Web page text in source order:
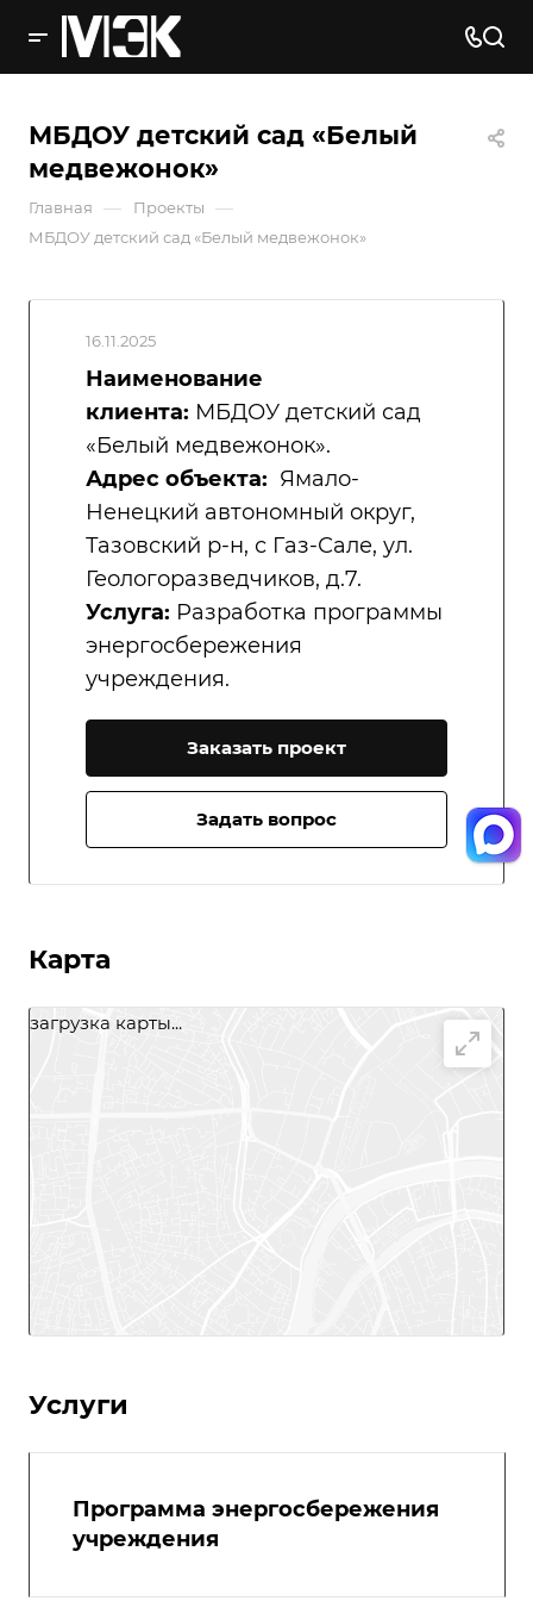
МБДОУ детский сад «Белый
медвежонок»
Главная — Проекты —
МБДОУ детский сад «Белый медвежонок»
16.11.2025
Наименование
клиента: МБДОУ детский сад
«Белый медвежонок».
Адрес объекта: Ямало-
Ненецкий автономный округ,
Тазовский р-н, с Газ-Сале, ул.
Геологоразведчиков, д.7.
Услуга: Разработка программы
энергосбережения
учреждения.
Заказать проект
Задать вопрос
Карта
загрузка карты...
Услуги
Программа энергосбережения
учреждения